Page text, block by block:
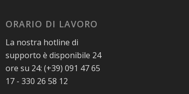
ORARIO DI LAVORO
La nostra hotline di
supporto è disponibile 24
ore su 24: (+39) 091 47 65
17 - 330 26 58 12